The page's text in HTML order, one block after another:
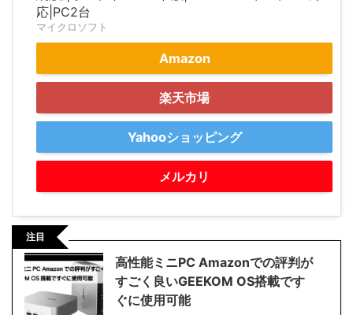
応|PC2台
マイクロソフト
Amazon
楽天市場
Yahooショッピング
メルカリ
注目
高性能ミニPC Amazonでの評判が
すごく良いGEEKOM OS搭載です
ぐに使用可能